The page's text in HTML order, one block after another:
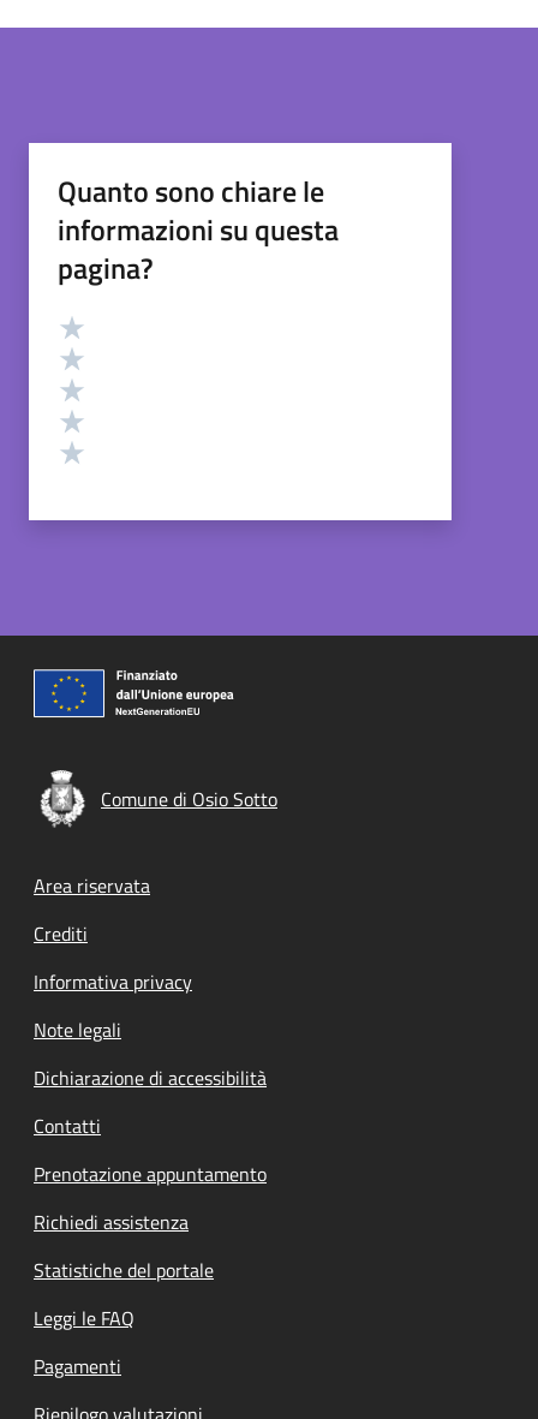
Quanto sono chiare le
informazioni su questa
pagina?
Valutazione
Comune di Osio Sotto
Footer menu
Area riservata
Crediti
Informativa privacy
Note legali
Dichiarazione di accessibilità
Contatti
Prenotazione appuntamento
Richiedi assistenza
Statistiche del portale
Leggi le FAQ
Pagamenti